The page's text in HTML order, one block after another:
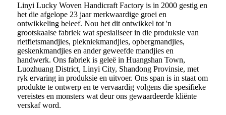
Linyi Lucky Woven Handicraft Factory is in 2000 gestig en
het die afgelope 23 jaar merkwaardige groei en
ontwikkeling beleef. Nou het dit ontwikkel tot 'n
grootskaalse fabriek wat spesialiseer in die produksie van
rietfietsmandjies, piekniekmandjies, opbergmandjies,
geskenkmandjies en ander geweefde mandjies en
handwerk. Ons fabriek is geleë in Huangshan Town,
Luozhuang District, Linyi City, Shandong Provinsie, met
ryk ervaring in produksie en uitvoer. Ons span is in staat om
produkte te ontwerp en te vervaardig volgens die spesifieke
vereistes en monsters wat deur ons gewaardeerde kliënte
verskaf word.